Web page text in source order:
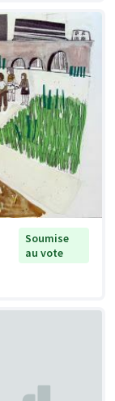
Soumise
au vote